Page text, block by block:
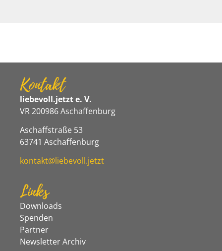
Kontakt
liebevoll.jetzt e. V.
VR 200986 Aschaffenburg
Aschaffstraße 53
63741 Aschaffenburg
kontakt@liebevoll.jetzt
Links
Downloads
Spenden
Partner
Newsletter Archiv